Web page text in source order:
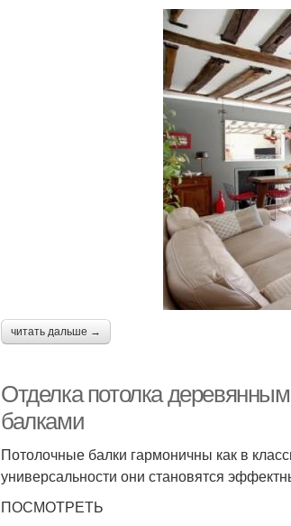
читать дальше →
Отделка потолка
балками
Потолочные балки гармоничны как в
универсальности они становятся
ПОСМОТРЕТЬ